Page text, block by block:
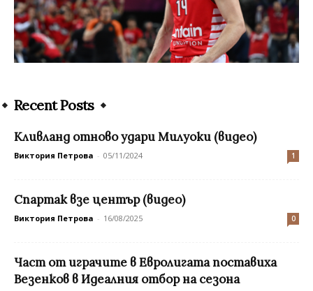
Recent Posts
Кливланд отново удари Милуоки (видео)
Виктория Петрова - 05/11/2024 1
Спартак взе център (видео)
Виктория Петрова - 16/08/2025 0
Част от играчите в Евролигата поставиха
Везенков в Идеалния отбор на сезона